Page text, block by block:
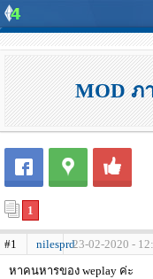
MOD ภ
1
#1 nilesprd23-02-2020 -
หาคนหารของ weplay ค่ะ